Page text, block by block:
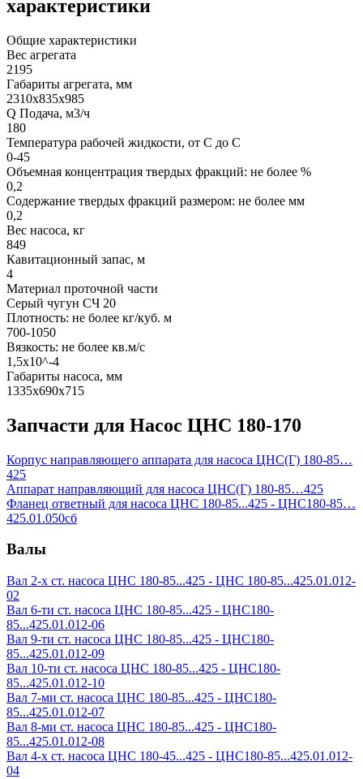
характеристики
Общие характеристики
Вес агрегата
2195
Габариты агрегата, мм
2310х835х985
Q Подача, м3/ч
180
Температура рабочей жидкости, от С до С
0-45
Объемная концентрация твердых фракций: не более %
0,2
Содержание твердых фракций размером: не более мм
0,2
Вес насоса, кг
849
Кавитационный запас, м
4
Материал проточной части
Серый чугун СЧ 20
Плотность: не более кг/куб. м
700-1050
Вязкость: не более кв.м/с
1,5х10^-4
Габариты насоса, мм
1335х690х715
Запчасти для Насос ЦНС 180-170
Корпус направляющего аппарата для насоса ЦНС(Г) 180-85…
425
Аппарат направляющий для насоса ЦНС(Г) 180-85…425
Фланец ответный для насоса ЦНС 180-85...425 - ЦНС180-85…
425.01.050сб
Валы
Вал 2-х ст. насоса ЦНС 180-85...425 - ЦНС 180-85...425.01.012-
02
Вал 6-ти ст. насоса ЦНС 180-85...425 - ЦНС180-
85...425.01.012-06
Вал 9-ти ст. насоса ЦНС 180-85...425 - ЦНС180-
85...425.01.012-09
Вал 10-ти ст. насоса ЦНС 180-85...425 - ЦНС180-
85...425.01.012-10
Вал 7-ми ст. насоса ЦНС 180-85...425 - ЦНС180-
85...425.01.012-07
Вал 8-ми ст. насоса ЦНС 180-85...425 - ЦНС180-
85...425.01.012-08
Вал 4-х ст. насоса ЦНС 180-45...425 - ЦНС180-85...425.01.012-
04